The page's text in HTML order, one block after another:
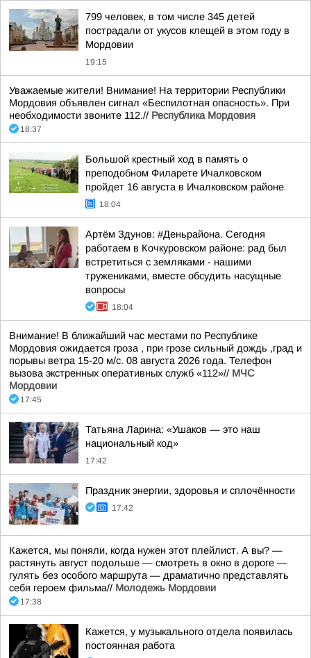
799 человек, в том числе 345 детей
пострадали от укусов клещей в этом году в
Мордовии
19:15
Уважаемые жители! Внимание! На территории Республики
Мордовия объявлен сигнал «Беспилотная опасность». При
необходимости звоните 112.// Республика Мордовия
18:37
Большой крестный ход в память о
преподобном Филарете Ичалковском
пройдет 16 августа в Ичалковском районе
18:04
Артём Здунов: #Деньрайона. Сегодня
работаем в Кочкуровском районе: рад был
встретиться с земляками - нашими
тружениками, вместе обсудить насущные
вопросы
18:04
Внимание! В ближайший час местами по Республике
Мордовия ожидается гроза , при грозе сильный дождь ,град и
порывы ветра 15-20 м/с. 08 августа 2026 года. Телефон
вызова экстренных оперативных служб «112»// МЧС
Мордовии
17:45
Татьяна Ларина: «Ушаков — это наш
национальный код»
17:42
Праздник энергии, здоровья и сплочённости
17:42
Кажется, мы поняли, когда нужен этот плейлист. А вы? —
растянуть август подольше — смотреть в окно в дороге —
гулять без особого маршрута — драматично представлять
себя героем фильма// Молодежь Мордовии
17:38
Кажется, у музыкального отдела появилась
постоянная работа